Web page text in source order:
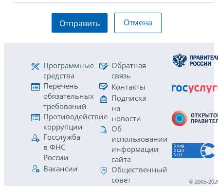
Отправить Отмена
Программные
средства
Перечень
обязательных
требований
Противодействие
коррупции
Госслужба
в ФНС
России
Вакансии
Обратная
связь
Контакты
Подписка
на
новости
Об
использовании
информации
сайта
Общественный
совет
© 2005-